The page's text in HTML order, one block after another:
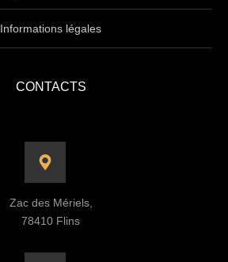
Informations légales
CONTACTS
Zac des Mériels,
78410 Flins